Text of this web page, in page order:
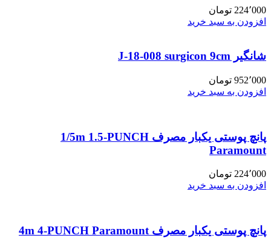
224٬000 تومان
افزودن به سبد خرید
شانگیر J-18-008 surgicon 9cm
952٬000 تومان
افزودن به سبد خرید
پانچ پوستی یکبار مصرف 1/5m 1.5-PUNCH
Paramount
224٬000 تومان
افزودن به سبد خرید
پانچ پوستی یکبار مصرف 4m 4-PUNCH Paramount